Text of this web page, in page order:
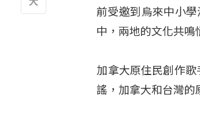
前受邀到烏來中小
中，兩地的文化共鳴
加拿大原住民創作
謠，加拿大和台灣的